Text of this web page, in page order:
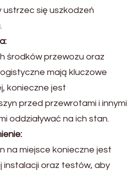
się uszkodzeń
środków przewozu oraz
mają kluczowe
konieczne jest
przed przewrotami i innymi
oddziaływać na ich stan.
na miejsce konieczne jest
instalacji oraz testów, aby